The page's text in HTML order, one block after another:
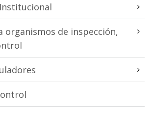
organismos de inspección,